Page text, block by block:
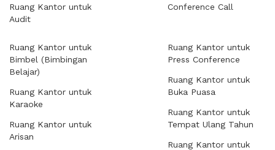
Ruang Kantor untuk
Audit
Conference Call
Ruang Kantor untuk
Bimbel (Bimbingan
Belajar)
Ruang Kantor untuk
Karaoke
Ruang Kantor untuk
Arisan
Ruang Kantor untuk
Press Conference
Ruang Kantor untuk
Buka Puasa
Ruang Kantor untuk
Tempat Ulang Tahun
Ruang Kantor untuk